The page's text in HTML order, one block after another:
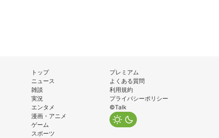
トップ
ニュース
雑談
実況
エンタメ
漫画・アニメ
ゲーム
スポーツ
プレミアム
よくある質問
利用規約
プライバシーポリシー
©Talk